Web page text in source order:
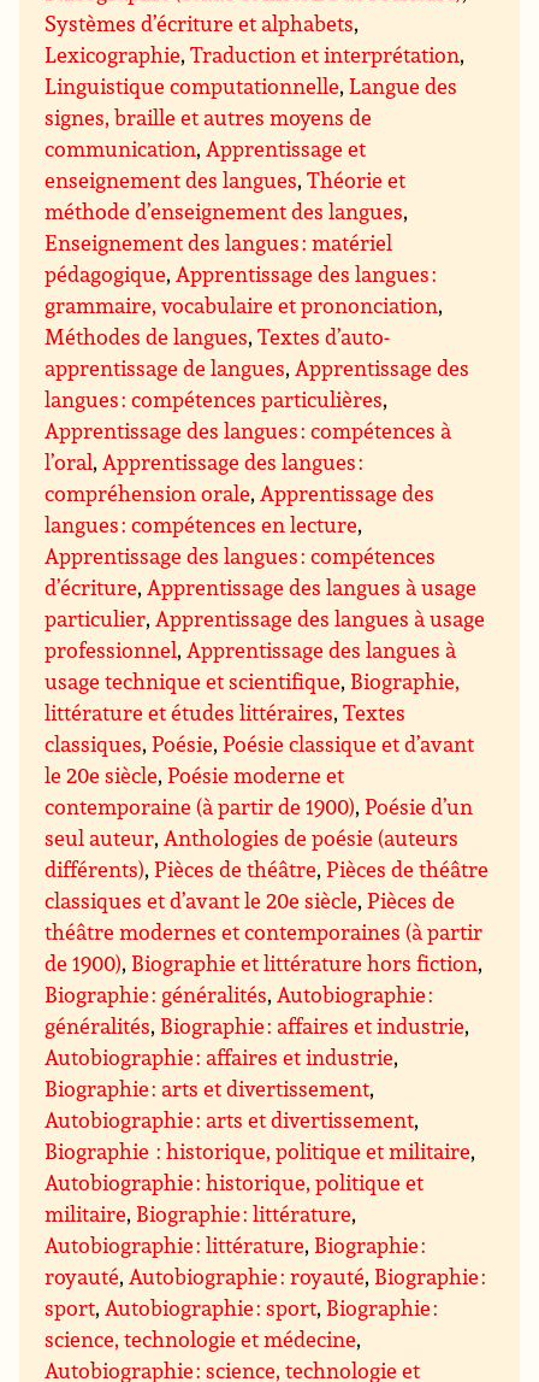
Systèmes d’écriture et alphabets,
Lexicographie,Traduction et interprétation,
Linguistique computationnelle,Langue des
signes, braille et autres moyens de
communication,Apprentissage et
enseignement des langues,Théorie et
méthode d’enseignement des langues,
Enseignement des langues : matériel
pédagogique,Apprentissage des langues :
grammaire, vocabulaire et prononciation,
Méthodes de langues,Textes d’auto-
apprentissage de langues,Apprentissage des
langues : compétences particulières,
Apprentissage des langues : compétences à
l’oral,Apprentissage des langues :
compréhension orale,Apprentissage des
langues : compétences en lecture,
Apprentissage des langues : compétences
d’écriture,Apprentissage des langues à usage
particulier,Apprentissage des langues à usage
professionnel,Apprentissage des langues à
usage technique et scientifique, Biographie,
littérature et études littéraires,Textes
classiques,Poésie,Poésie classique et d’avant
le 20e siècle,Poésie moderne et
contemporaine (à partir de 1900),Poésie d’un
seul auteur,Anthologies de poésie (auteurs
différents),Pièces de théâtre,Pièces de théâtre
classiques et d’avant le 20e siècle,Pièces de
théâtre modernes et contemporaines (à partir
de 1900), Biographie et littérature hors fiction,
Biographie : généralités,Autobiographie :
généralités, Biographie : affaires et industrie,
Autobiographie : affaires et industrie,
Biographie : arts et divertissement,
Autobiographie : arts et divertissement,
Biographie : historique, politique et militaire,
Autobiographie : historique, politique et
militaire, Biographie : littérature,
Autobiographie : littérature, Biographie :
royauté,Autobiographie : royauté, Biographie :
sport,Autobiographie : sport, Biographie :
science, technologie et médecine,
Autobiographie : science, technologie et